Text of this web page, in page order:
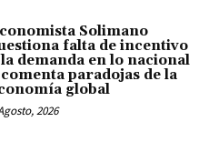
Solimano
falta de incentivo
la demanda en lo nacional
paradojas de la
global
2026